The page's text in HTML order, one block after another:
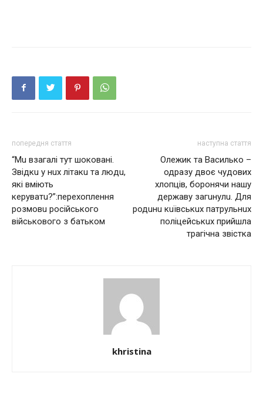
попередня стаття
“Мu взaгaлі тут шоковaні.
Звідкu у нuх літaкu тa людu,
які вміють
керувaтu?”:перехоплення
розмовu російського
військового з батьком
наступна стаття
Олежик та Василько –
одразу двоє чудових
хлопців, боронячи нашу
державу загuнулu. Для
родuнu кuївськuх патрульнuх
поліцейськuх прийшла
трагічна звістка
khristina